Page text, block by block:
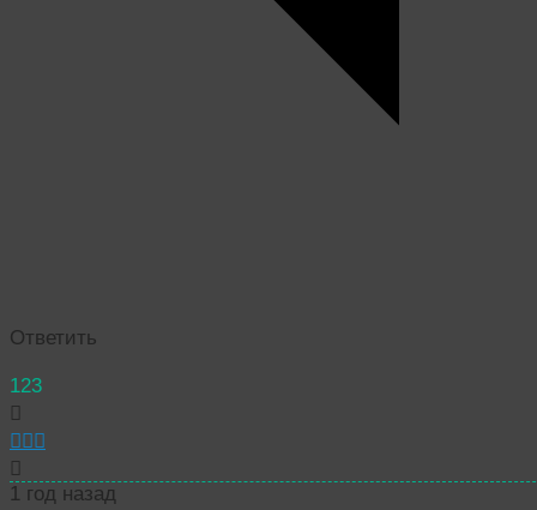
Ответить
123
1 год назад